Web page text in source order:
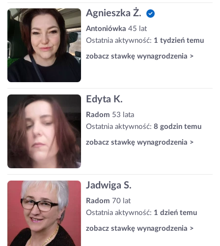
Agnieszka Ż.
Antoniówka 45 lat
Ostatnia aktywność: 1 tydzień temu
zobacz stawkę wynagrodzenia >
Edyta K.
Radom 53 lata
Ostatnia aktywność: 8 godzin temu
zobacz stawkę wynagrodzenia >
Jadwiga S.
Radom 70 lat
Ostatnia aktywność: 1 dzień temu
zobacz stawkę wynagrodzenia >